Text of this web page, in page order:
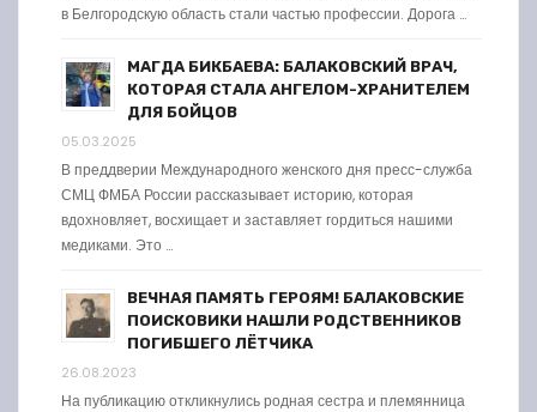
в Белгородскую область стали частью профессии. Дорога …
МАГДА БИКБАЕВА: БАЛАКОВСКИЙ ВРАЧ,
КОТОРАЯ СТАЛА АНГЕЛОМ-ХРАНИТЕЛЕМ
ДЛЯ БОЙЦОВ
05.03.2025
В преддверии Международного женского дня пресс-служба
СМЦ ФМБА России рассказывает историю, которая
вдохновляет, восхищает и заставляет гордиться нашими
медиками. Это …
ВЕЧНАЯ ПАМЯТЬ ГЕРОЯМ! БАЛАКОВСКИЕ
ПОИСКОВИКИ НАШЛИ РОДСТВЕННИКОВ
ПОГИБШЕГО ЛЁТЧИКА
26.08.2023
На публикацию откликнулись родная сестра и племянница